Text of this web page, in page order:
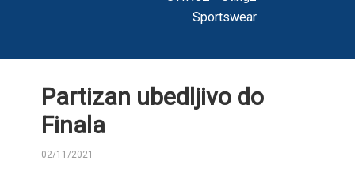
Partizan ubedljivo do
Finala
02/11/2021